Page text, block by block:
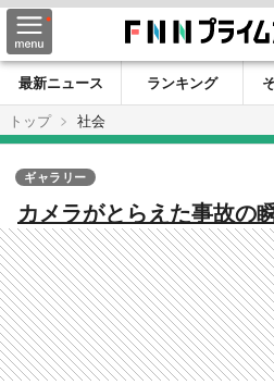
最新ニュース ランキング
トップ
社会
カメラがとらえた事故の
洲で相次ぐ危険運転 火
阪市は一部道路を封鎖へ
ギャラリー